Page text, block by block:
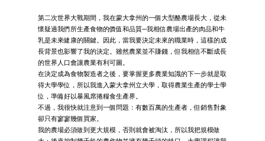
第二次世界大戰期間，我在蒙大拿州的一個大型酪農場長大，從未
懷疑過我們所生產食物的價值和品質─我相信農場出產的肉品和牛
乳是未來健康的關鍵。因此，當我要決定未來的職業時，這樣的成
長背景也影響了我的決定。雖然農業並不賺錢，但我相信不斷成長
的世界人口會讓農業有利可圖。
在決定成為食物製造者之後，要掌握更多農業知識的下一步就是取
得大學學位，所以我進入蒙大拿州立大學，取得農業生產的學士學
位，準備好以暴風席捲糧食生產界。
不過，我很快就注意到一個問題：有數百萬的生產者，但銷售對象
卻只有寥寥幾個買家。
我的農場必須做到更大規模，否則就會被淘汰，所以我把規模做